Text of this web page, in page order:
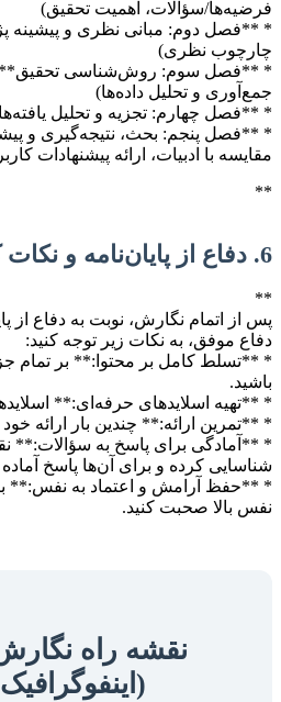
فرضیه‌ها/سؤالات، اهمیت تحقیق)
* **فصل دوم: مبانی نظری و پیشینه
چارچوب نظری)
* **فصل سوم: روش‌شناسی تحقیق**
جمع‌آوری و تحلیل داده‌ها)
* **فصل چهارم: تجزیه و تحلیل
* **فصل پنجم: بحث، نتیجه‌گیری و
مقایسه با ادبیات، ارائه پیشنهادات
**
6. دفاع از پایان‌نامه و نکات کلیدی
**
پس از اتمام نگارش، نوبت به دفاع از
دفاع موفق، به نکات زیر توجه کنید:
* **تسلط کامل بر محتوا:** بر تمام
باشید.
* **تهیه اسلاید‌های حرفه‌ای:**
* **تمرین ارائه:** چندین بار ارائه خود
* **آمادگی برای پاسخ به سؤالات:**
شناسایی کرده و برای آن‌ها پاسخ آماده
* **حفظ آرامش و اعتماد به نفس:**
نفس بالا صحبت کنید.
نقشه راه نگارش